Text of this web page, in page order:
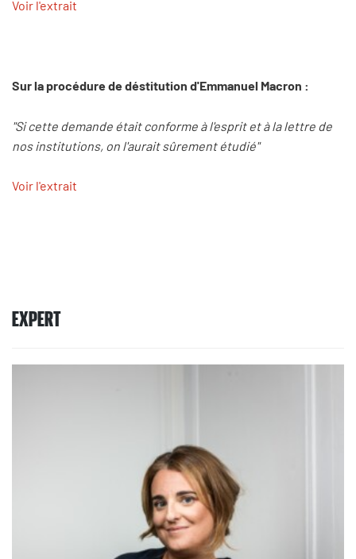
Voir l'extrait
Sur la procédure de déstitution d'Emmanuel Macron :
"Si cette demande était conforme à l'esprit et à la lettre de
nos institutions, on l'aurait sûrement étudié"
Voir l'extrait
EXPERT